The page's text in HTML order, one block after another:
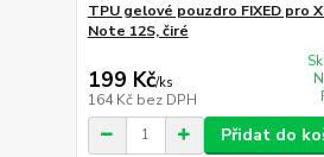
TPU gelové pouzdro FIXED pro
Note 12S, čiré
199 Kč/ks
164 Kč bez DPH
Přidat do